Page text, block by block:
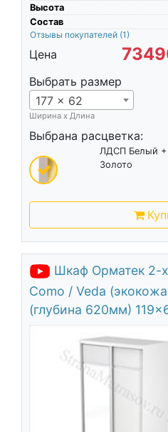
Высота
Состав
Отзывы покупателей (1)
Цена
Выбрать размер
177 x 62
Ширина х Длина
Выбрана расцветка:
ЛДСП Белый +
Золото
Шкаф Орматек 2-
Como / Veda
(глубина 620мм)